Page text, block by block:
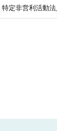
特定非営利活動